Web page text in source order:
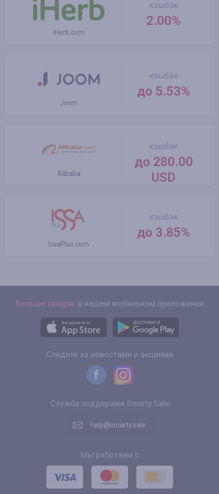
iHerb.com
кэшбэк
2.00%
Joom
кэшбэк
до 5.53%
Alibaba
кэшбэк
до 280.00
USD
IssaPlus.com
кэшбэк
до 3.85%
Больше скидок в нашем мобильном приложении
Следите за новостями и акциями
Служба поддержки Smarty.Sale
help@smarty.sale
Мы работаем с